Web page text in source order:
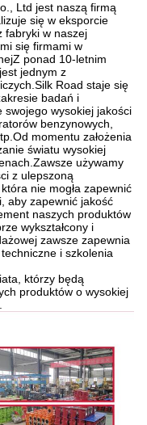
Ltd jest naszą firmą
się w eksporcie
fabryki w naszej
się firmami w
ponad 10-letnim
jednym z
Road staje się
badań i
swojego wysokiej jakości
benzynowych,
momentu założenia
światu wysokiej
używamy
z ulepszoną
nie mogła zapewnić
aby zapewnić jakość
naszych produktów
wykształcony i
zawsze zapewnia
i szkolenia
którzy będą
produktów o wysokiej